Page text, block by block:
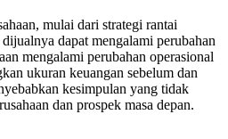
mulai dari strategi rantai
dapat mengalami perubahan
mengalami perubahan operasional
ukuran keuangan sebelum dan
kesimpulan yang tidak
dan prospek masa depan.